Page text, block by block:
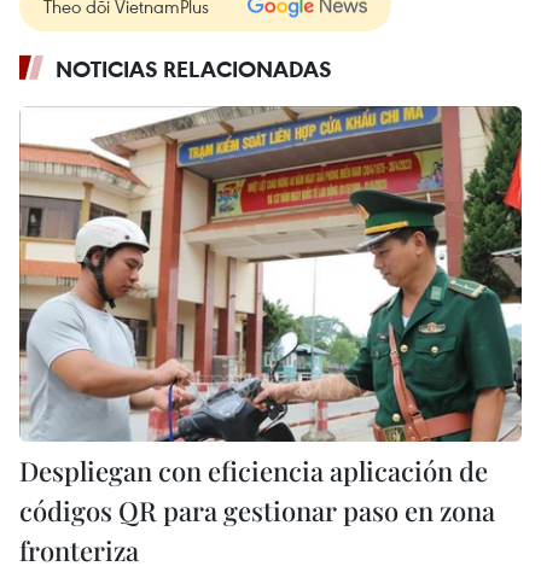
Theo dõi VietnamPlus
NOTICIAS RELACIONADAS
Despliegan con eficiencia aplicación de
códigos QR para gestionar paso en zona
fronteriza